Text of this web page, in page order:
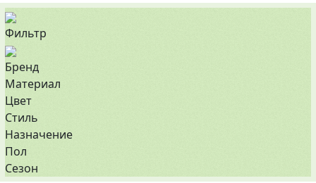
Фильтр
Бренд
Материал
Цвет
Стиль
Назначение
Пол
Сезон